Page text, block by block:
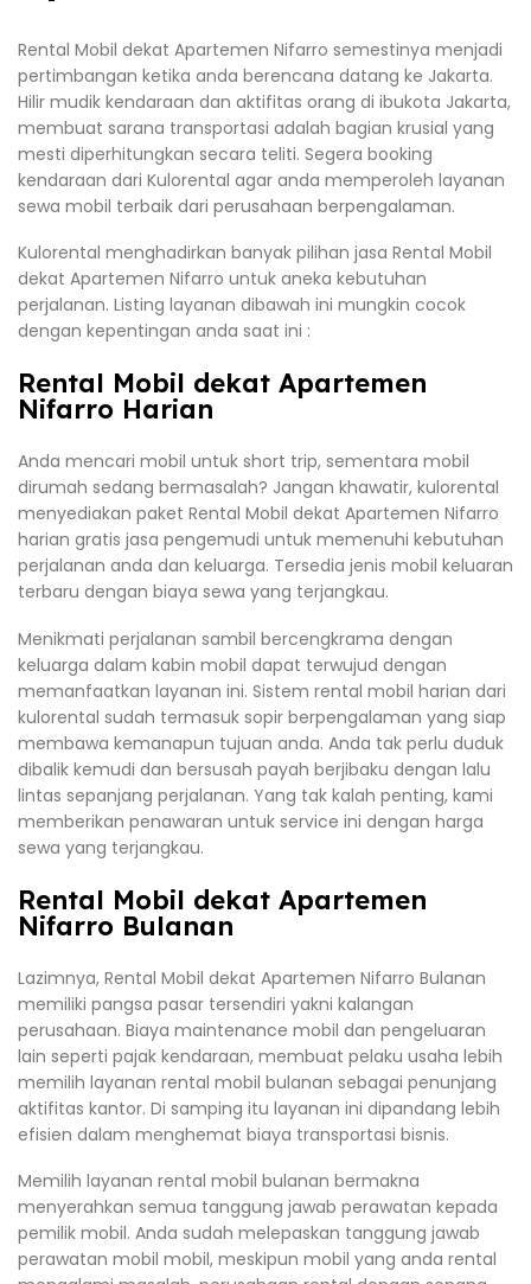
Rental Mobil dekat Apartemen Nifarro semestinya menjadi
pertimbangan ketika anda berencana datang ke Jakarta.
Hilir mudik kendaraan dan aktifitas orang di ibukota Jakarta,
membuat sarana transportasi adalah bagian krusial yang
mesti diperhitungkan secara teliti. Segera booking
kendaraan dari Kulorental agar anda memperoleh layanan
sewa mobil terbaik dari perusahaan berpengalaman.
Kulorental menghadirkan banyak pilihan jasa Rental Mobil
dekat Apartemen Nifarro untuk aneka kebutuhan
perjalanan. Listing layanan dibawah ini mungkin cocok
dengan kepentingan anda saat ini :
Rental Mobil dekat Apartemen
Nifarro Harian
Anda mencari mobil untuk short trip, sementara mobil
dirumah sedang bermasalah? Jangan khawatir, kulorental
menyediakan paket Rental Mobil dekat Apartemen Nifarro
harian gratis jasa pengemudi untuk memenuhi kebutuhan
perjalanan anda dan keluarga. Tersedia jenis mobil keluaran
terbaru dengan biaya sewa yang terjangkau.
Menikmati perjalanan sambil bercengkrama dengan
keluarga dalam kabin mobil dapat terwujud dengan
memanfaatkan layanan ini. Sistem rental mobil harian dari
kulorental sudah termasuk sopir berpengalaman yang siap
membawa kemanapun tujuan anda. Anda tak perlu duduk
dibalik kemudi dan bersusah payah berjibaku dengan lalu
lintas sepanjang perjalanan. Yang tak kalah penting, kami
memberikan penawaran untuk service ini dengan harga
sewa yang terjangkau.
Rental Mobil dekat Apartemen
Nifarro Bulanan
Lazimnya, Rental Mobil dekat Apartemen Nifarro Bulanan
memiliki pangsa pasar tersendiri yakni kalangan
perusahaan. Biaya maintenance mobil dan pengeluaran
lain seperti pajak kendaraan, membuat pelaku usaha lebih
memilih layanan rental mobil bulanan sebagai penunjang
aktifitas kantor. Di samping itu layanan ini dipandang lebih
efisien dalam menghemat biaya transportasi bisnis.
Memilih layanan rental mobil bulanan bermakna
menyerahkan semua tanggung jawab perawatan kepada
pemilik mobil. Anda sudah melepaskan tanggung jawab
perawatan mobil mobil, meskipun mobil yang anda rental